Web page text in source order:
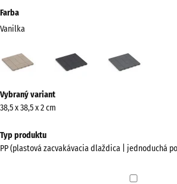
Farba
Vanilka
(active)
informácií
o
Zobraziť
Vybraný variant
38,5 x 38,5 x 2 cm
Typ produktu
PP (plastová zacvakávacia dlaždica | jednoduchá